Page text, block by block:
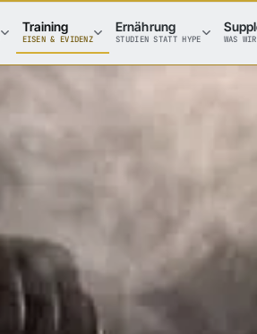
Training
EISEN & EVIDENZ
Ernährung
STUDIEN STATT HYPE WAS